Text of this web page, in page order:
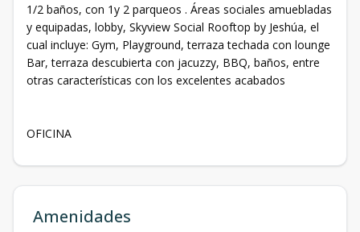
1/2 baños, con 1y 2 parqueos . Áreas sociales amuebladas
y equipadas, lobby, Skyview Social Rooftop by Jeshúa, el
cual incluye: Gym, Playground, terraza techada con lounge
Bar, terraza descubierta con jacuzzy, BBQ, baños, entre
otras características con los excelentes acabados
OFICINA
Amenidades